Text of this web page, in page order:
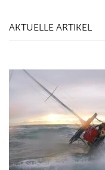
AKTUELLE ARTIKEL